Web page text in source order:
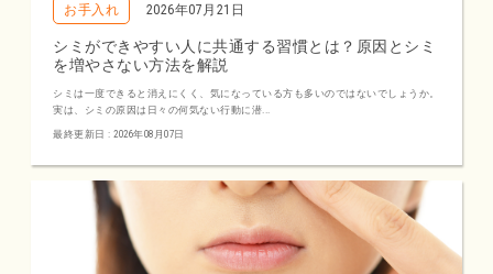
お手入れ 2026年07月21日
シミができやすい人に共通する習慣とは？原因とシミ
を増やさない方法を解説
シミは一度できると消えにくく、気になっている方も多いのではないでしょうか。
実は、シミの原因は日々の何気ない行動に潜...
最終更新日 : 2026年08月07日